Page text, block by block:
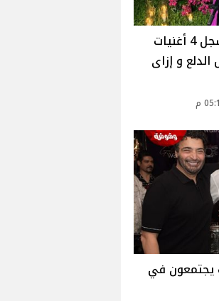
نداء شرارة لـ"وشوشة": أسجل 4 أغنيات
و إزاى
يجتمعون في